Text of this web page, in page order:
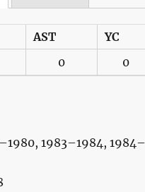
AST YC
0 0
1983–1984,